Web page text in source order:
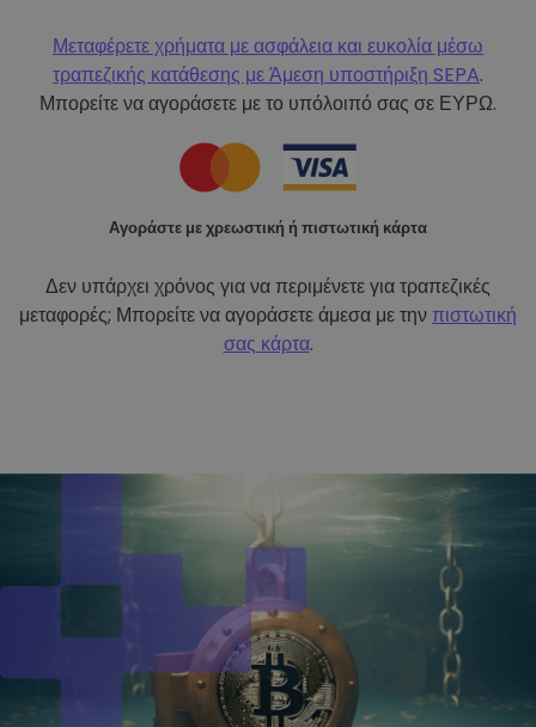
Μεταφέρετε χρήματα με ασφάλεια και ευκολία μέσω
τραπεζικής κατάθεσης μεΆμεση υποστήριξη SEPA.
Μπορείτε να αγοράσετε με το υπόλοιπό σας σε ΕΥΡΩ.
Αγοράστε με χρεωστική ή πιστωτική κάρτα
Δεν υπάρχει χρόνος για να περιμένετε για τραπεζικές
μεταφορές; Μπορείτε να αγοράσετε άμεσα με τηνπιστωτική
σας κάρτα.